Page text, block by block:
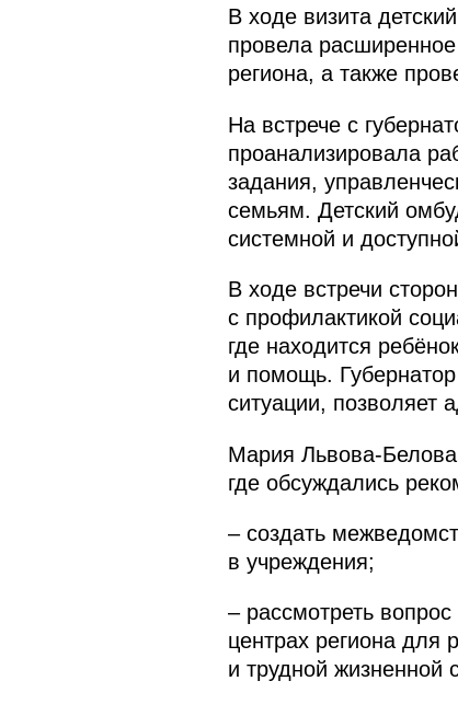
В ходе визита
провела
региона, а также
На встрече с
проанализировала
задания,
семьям. Детский
системной и
В ходе встречи
с профилактикой
где находится
и помощь.
ситуации, позволяет
Мария Львова-
где обсуждались
– создать
в учреждения;
– рассмотреть
центрах региона
и трудной жизненной